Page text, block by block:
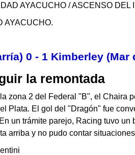
AYACUCHO / ASCENSO DEL
AYACUCHO.
0 - 1 Kimberley (Mar
la remontada
zona 2 del Federal "B", el Chaira
Plata. El gol del "Dragón" fue
un trámite parejo, Racing tuvo
arriba y no pudo contar